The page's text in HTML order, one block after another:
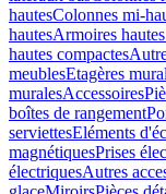
hautesColonnes mi-
hautesArmoires
hautes compactes
meublesEtagères
muralesAccessoires
boîtes de rangement
serviettesEléments
magnétiquesPrises
électriquesAutres